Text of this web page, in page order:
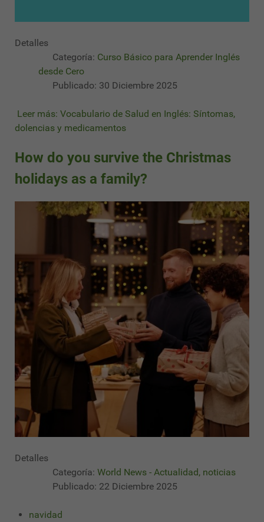
Detalles
Categoría: Curso Básico para Aprender Inglés
desde Cero
Publicado: 30 Diciembre 2025
Leer más: Vocabulario de Salud en Inglés: Síntomas,
dolencias y medicamentos
How do you survive the Christmas
holidays as a family?
Detalles
Categoría: World News - Actualidad, noticias
Publicado: 22 Diciembre 2025
navidad